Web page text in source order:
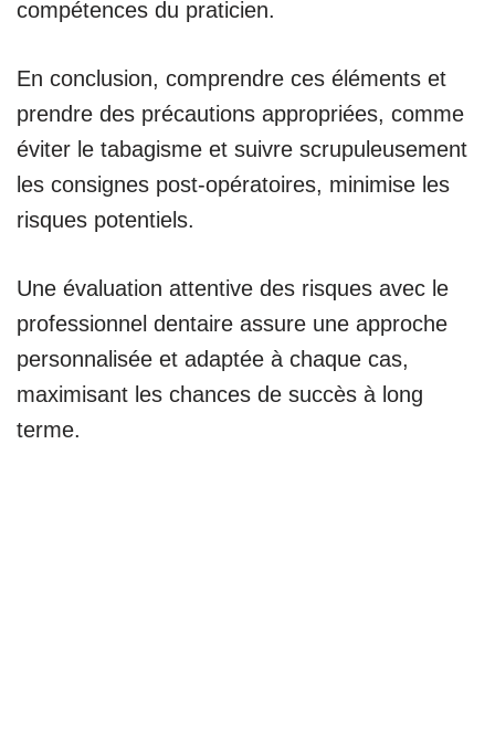
compétences du praticien.
En conclusion, comprendre ces éléments et
prendre des précautions appropriées, comme
éviter le tabagisme et suivre scrupuleusement
les consignes post-opératoires, minimise les
risques potentiels.
Une évaluation attentive des risques avec le
professionnel dentaire assure une approche
personnalisée et adaptée à chaque cas,
maximisant les chances de succès à long
terme.